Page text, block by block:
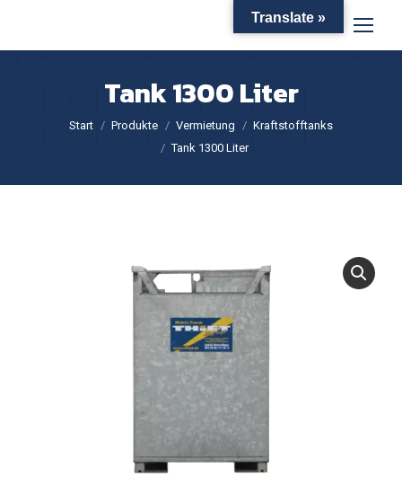
Tank 1300 Liter
Sie befinden sich hier:
Start Produkte Vermietung
Kraftstofftanks
Tank 1300 Liter
Translate »